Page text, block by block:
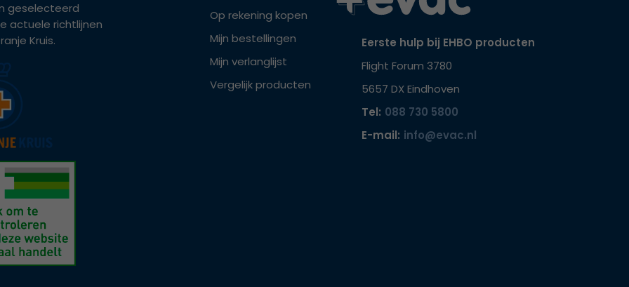
geselecteerd
actuele richtlijnen
Kruis.
Op rekening kopen
Mijn bestellingen
Mijn verlanglijst
Vergelijk producten
Eerste hulp bij EHBO producten
Flight Forum 3780
5657 DX Eindhoven
Tel: 088 730 5800
E-mail: info@evac.nl